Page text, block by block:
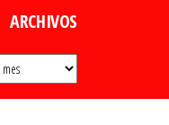
ARCHIVOS